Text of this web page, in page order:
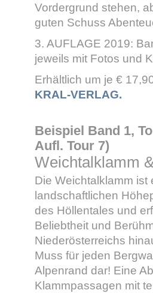
Vordergrund stehen,
guten Schuss
3. AUFLAGE 2019:
jeweils mit Fotos und
Erhältlich um je €
KRAL-VERLAG.
Beispiel Band 1,
Aufl. Tour 7)
Weichtalklamm
Die Weichtalklamm ist
landschaftlichen
des Höllentales und
Beliebtheit und
Niederösterreichs
Muss für jeden
Alpenrand dar! Eine
Klammpassagen mit